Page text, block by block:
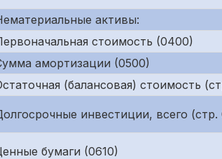
активы:
стоимость (0400)
амортизации (0500)
(балансовая) стоимость
инвестиции, всего
бумаги (0610)